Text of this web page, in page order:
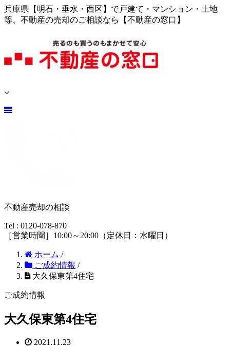
兵庫県【明石・垂水・西区】で戸建て・マンション・土地
等、不動産の売却のご相談なら【不動産の窓口】
不動産売却の相談
Tel : 0120-078-870
［営業時間］10:00～20:00（定休日：水曜日）
ホーム /
ご成約情報 /
大久保東第4住宅
ご成約情報
大久保東第4住宅
2021.11.23